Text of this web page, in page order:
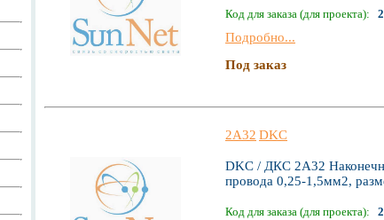
Код для заказа (для проекта):
Подробно...
Под заказ
2A32 DKC
DKC / ДКС 2A32
провода 0,25-1,5мм2,
Код для заказа (для проекта):